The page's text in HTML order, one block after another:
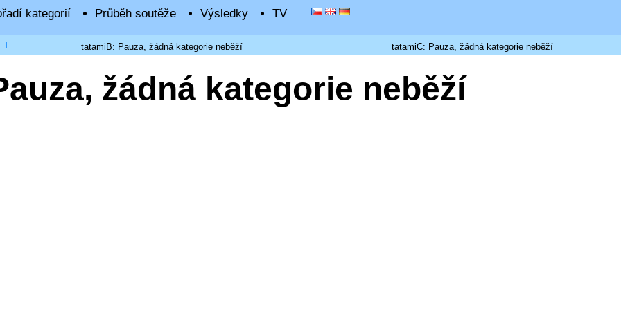
kategorií Průběh soutěže Výsledky TV
tatamiB: Pauza, žádná kategorie neběží tatamiC: Pauza, žádná kategorie neběží
žádná kategorie neběží